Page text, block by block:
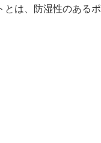
は、防湿性のある